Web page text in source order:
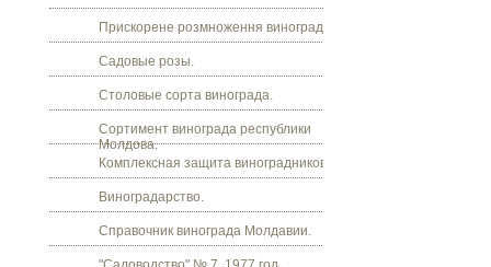
Прискорене розмноження винограду.
Садовые розы.
Столовые сорта винограда.
Сортимент винограда республики
Молдова.
Комплексная защита виноградников.
Виноградарство.
Справочник винограда Молдавии.